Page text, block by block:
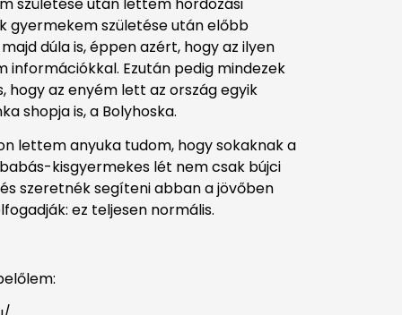
gyermekem születése után előbb
dúla is, éppen azért, hogy az ilyen
információkkal. Ezután pedig mindezek
az enyém lett az ország egyik
shopja is, a Bolyhoska.
lettem anyuka tudom, hogy sokaknak a
kisgyermekes lét nem csak bújci
szeretnék segíteni abban a jövőben
ez teljesen normális.